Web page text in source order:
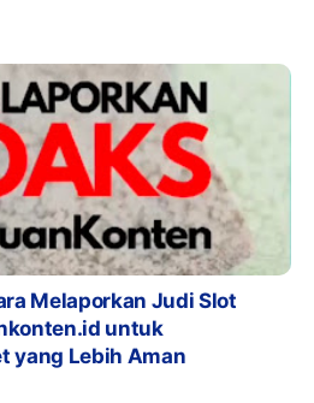
Melaporkan Judi Slot
untuk
yang Lebih Aman